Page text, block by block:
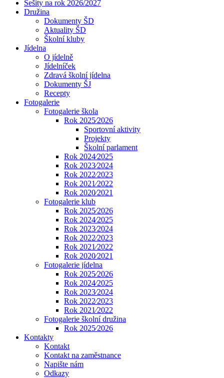
Sešity na rok 2026/2027
Družina
Dokumenty ŠD
Aktuality ŠD
Školní kluby
Jídelna
O jídelně
Jídelníček
Zdravá školní jídelna
Dokumenty ŠJ
Recepty
Fotogalerie
Fotogalerie škola
Rok 2025⁄2026
Sportovní aktivity
Projekty
Školní parlament
Rok 2024⁄2025
Rok 2023⁄2024
Rok 2022⁄2023
Rok 2021⁄2022
Rok 2020⁄2021
Fotogalerie klub
Rok 2025⁄2026
Rok 2024⁄2025
Rok 2023⁄2024
Rok 2022⁄2023
Rok 2021⁄2022
Rok 2020⁄2021
Fotogalerie jídelna
Rok 2025⁄2026
Rok 2024⁄2025
Rok 2023⁄2024
Rok 2022⁄2023
Rok 2021⁄2022
Fotogalerie školní družina
Rok 2025⁄2026
Kontakty
Kontakt
Kontakt na zaměstnance
Napište nám
Odkazy